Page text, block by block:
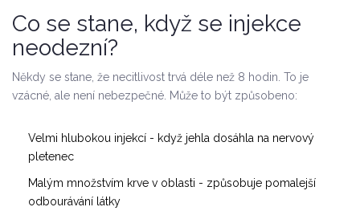
Co se stane, když se injekce
neodezní?
Někdy se stane, že necitlivost trvá déle než 8 hodin. To je
vzácné, ale není nebezpečné. Může to být způsobeno:
Velmi hlubokou injekcí - když jehla dosáhla na nervový
pletenec
Malým množstvím krve v oblasti - způsobuje pomalejší
odbourávání látky